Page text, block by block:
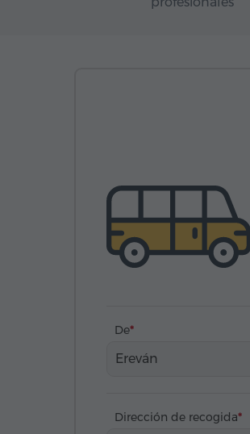
De
Ereván
Dirección de recogida